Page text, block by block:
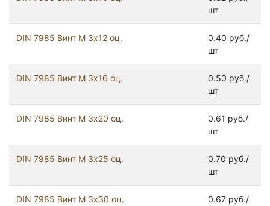
шт
DIN 7985 Винт М 3х12 оц.
0.40 руб./
шт
DIN 7985 Винт М 3х16 оц.
0.50 руб./
шт
DIN 7985 Винт М 3х20 оц.
0.61 руб./
шт
DIN 7985 Винт М 3х25 оц.
0.70 руб./
шт
DIN 7985 Винт М 3х30 оц.
0.67 руб./